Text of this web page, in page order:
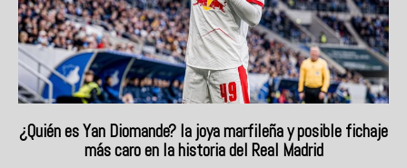
¿Quién es Yan Diomande? la joya marfileña y posible fichaje
más caro en la historia del Real Madrid